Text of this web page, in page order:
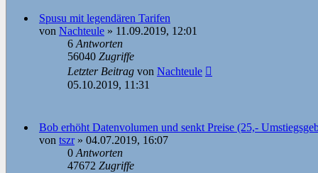
Spusu mit legendären Tarifen
von Nachteule » 11.09.2019, 12:01
6Antworten
56040 Zugriffe
Letzter Beitrag von Nachteule
05.10.2019, 11:31
Bob erhöht Datenvolumen und senkt Preise (25,-
von tszr» 04.07.2019, 16:07
0Antworten
47672 Zugriffe